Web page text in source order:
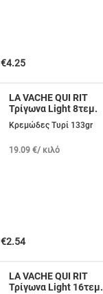
€4.25
LA VACHE QUI RIT
Τρίγωνα Light 8τεμ.
Κρεμώδες Τυρί 133gr
19.09 €/ κιλό
€2.54
LA VACHE QUI RIT
Τρίγωνα Light 16τεμ.